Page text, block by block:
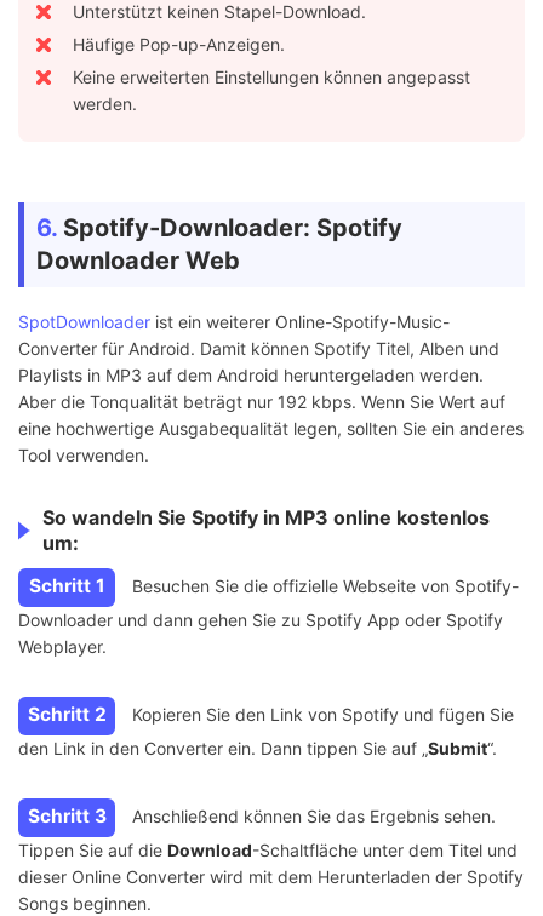
Unterstützt keinen Stapel-Download.
Häufige Pop-up-Anzeigen.
Keine erweiterten Einstellungen können angepasst
werden.
6. Spotify-Downloader: Spotify
Downloader Web
SpotDownloader ist ein weiterer Online-Spotify-Music-
Converter für Android. Damit können Spotify Titel, Alben und
Playlists in MP3 auf dem Android heruntergeladen werden.
Aber die Tonqualität beträgt nur 192 kbps. Wenn Sie Wert auf
eine hochwertige Ausgabequalität legen, sollten Sie ein anderes
Tool verwenden.
So wandeln Sie Spotify in MP3 online kostenlos
um:
Schritt 1
Besuchen Sie die offizielle Webseite von Spotify-
Downloader und dann gehen Sie zu Spotify App oder Spotify
Webplayer.
Schritt 2
Kopieren Sie den Link von Spotify und fügen Sie
den Link in den Converter ein. Dann tippen Sie auf „Submit“.
Schritt 3
Anschließend können Sie das Ergebnis sehen.
Tippen Sie auf die Download-Schaltfläche unter dem Titel und
dieser Online Converter wird mit dem Herunterladen der Spotify
Songs beginnen.